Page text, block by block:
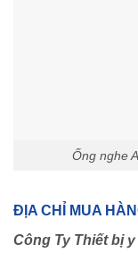
Ống nghe
ĐỊA CHỈ MUA
Công Ty Thiết bị